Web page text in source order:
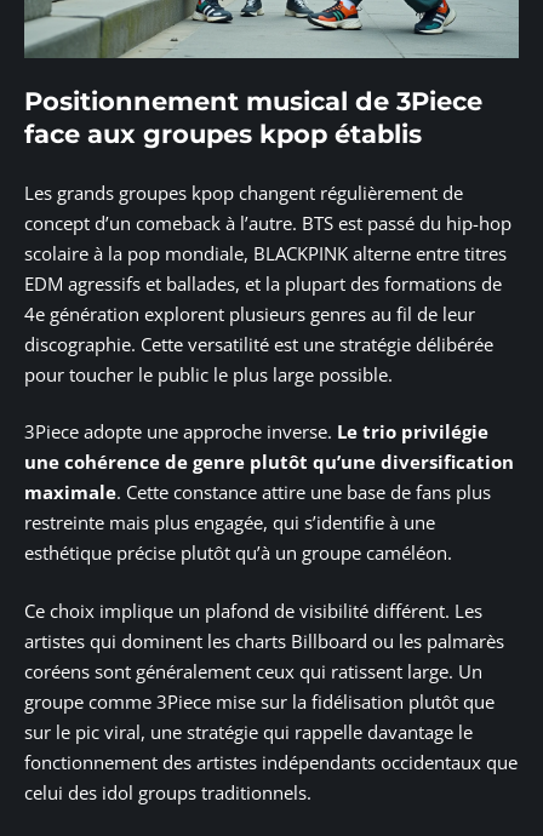
Positionnement musical de 3Piece
face aux groupes kpop établis
Les grands groupes kpop changent régulièrement de
concept d’un comeback à l’autre. BTS est passé du hip-hop
scolaire à la pop mondiale, BLACKPINK alterne entre titres
EDM agressifs et ballades, et la plupart des formations de
4e génération explorent plusieurs genres au fil de leur
discographie. Cette versatilité est une stratégie délibérée
pour toucher le public le plus large possible.
3Piece adopte une approche inverse. Le trio privilégie
une cohérence de genre plutôt qu’une diversification
maximale. Cette constance attire une base de fans plus
restreinte mais plus engagée, qui s’identifie à une
esthétique précise plutôt qu’à un groupe caméléon.
Ce choix implique un plafond de visibilité différent. Les
artistes qui dominent les charts Billboard ou les palmarès
coréens sont généralement ceux qui ratissent large. Un
groupe comme 3Piece mise sur la fidélisation plutôt que
sur le pic viral, une stratégie qui rappelle davantage le
fonctionnement des artistes indépendants occidentaux que
celui des idol groups traditionnels.